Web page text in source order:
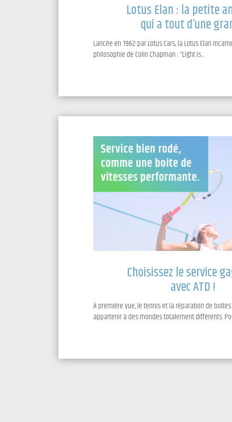
Lotus Elan : la petite
qui a tout d’une
Lancée en 1962 par Lotus Cars, la Lotus Elan
philosophie de Colin Chapman : “Light is...
Choisissez le service
avec ATD !
À première vue, le tennis et la réparation de
appartenir à des mondes totalement différents.